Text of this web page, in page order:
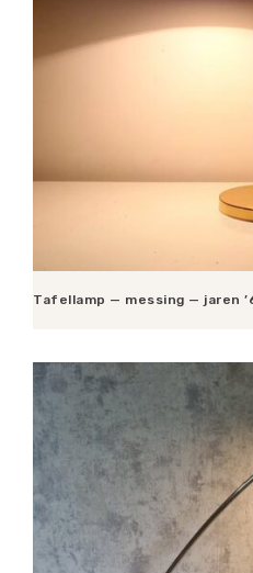
Tafellamp — messing — jaren